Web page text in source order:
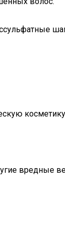
вредные